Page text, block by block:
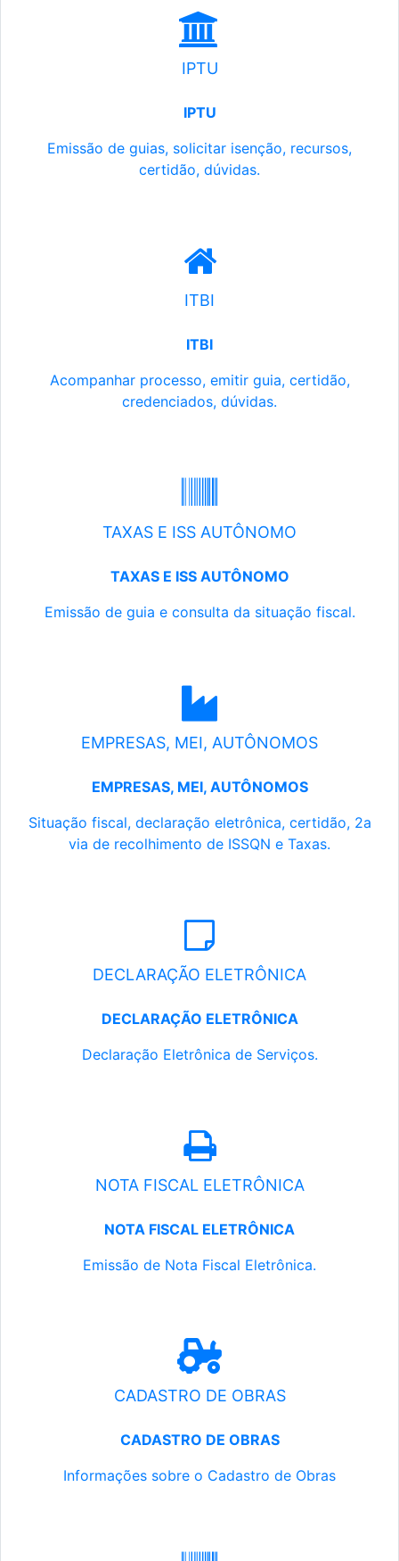
IPTU
IPTU
Emissão de guias, solicitar isenção, recursos,
certidão, dúvidas.
ITBI
ITBI
Acompanhar processo, emitir guia, certidão,
credenciados, dúvidas.
TAXAS E ISS AUTÔNOMO
TAXAS E ISS AUTÔNOMO
Emissão de guia e consulta da situação fiscal.
EMPRESAS, MEI, AUTÔNOMOS
EMPRESAS, MEI, AUTÔNOMOS
Situação fiscal, declaração eletrônica, certidão, 2a
via de recolhimento de ISSQN e Taxas.
DECLARAÇÃO ELETRÔNICA
DECLARAÇÃO ELETRÔNICA
Declaração Eletrônica de Serviços.
NOTA FISCAL ELETRÔNICA
NOTA FISCAL ELETRÔNICA
Emissão de Nota Fiscal Eletrônica.
CADASTRO DE OBRAS
CADASTRO DE OBRAS
Informações sobre o Cadastro de Obras